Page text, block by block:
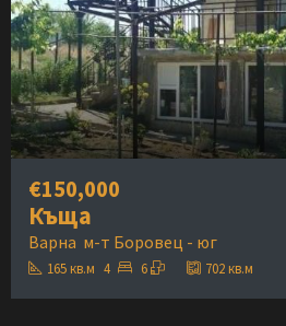
€150,000
Къща
Варна м-т Боровец - юг
165 кв.м 4 6 702 кв.м